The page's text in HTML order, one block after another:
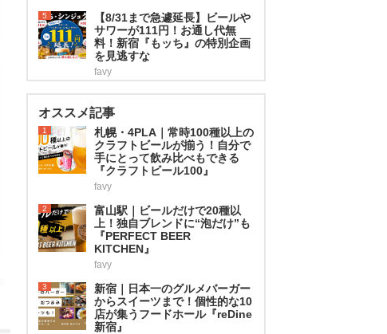
5
【8/31まで急遽延長】ビールや
サワーが111円！お通し代無
料！新宿『もッち』の特別企画
を見逃すな
favy
オススメ記事
1
札幌・4PLA｜常時100種以上の
クラフトビールが揃う！自分で
手にとって飲み比べもできる
『クラフトビール100』
favy
2
富山駅｜ビールだけで20種以
上！独自ブレンドに“泡だけ”も
『PERFECT BEER
KITCHEN』
favy
3
新宿｜日本一のグルメバーガー
からスイーツまで！個性的な10
店が集うフードホール『reDine
新宿』